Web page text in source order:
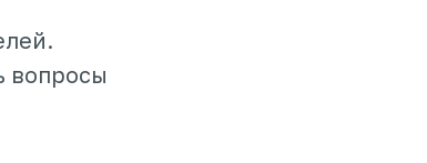
вопросы